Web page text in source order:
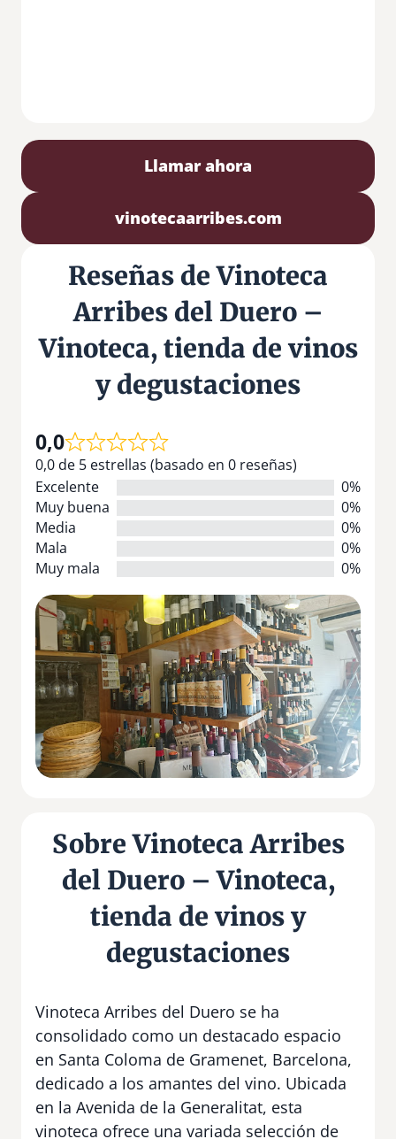
Llamar ahora
vinotecaarribes.com
Reseñas de Vinoteca
Arribes del Duero –
Vinoteca, tienda de vinos
y degustaciones
0,0
0,0 de 5 estrellas (basado en 0 reseñas)
Excelente
0%
Muy buena
0%
Media
0%
Mala
0%
Muy mala
0%
Sobre Vinoteca Arribes
del Duero – Vinoteca,
tienda de vinos y
degustaciones
Vinoteca Arribes del Duero se ha
consolidado como un destacado espacio
en Santa Coloma de Gramenet, Barcelona,
dedicado a los amantes del vino. Ubicada
en la Avenida de la Generalitat, esta
vinoteca ofrece una variada selección de